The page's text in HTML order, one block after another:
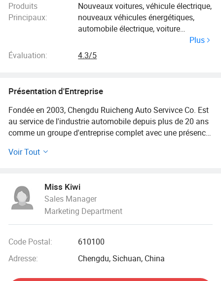
Produits
Principaux:
Nouveaux voitures, véhicule électrique,
nouveaux véhicules énergétiques,
automobile électrique, voiture
d'occasion, voiture à essence, voiture
à pétrole, camion
Plus
Évaluation:
4.3/5
Présentation d'Entreprise
Fondée en 2003, Chengdu Ruicheng Auto Servivce Co. Est
au service de l'industrie automobile depuis plus de 20 ans
comme un groupe d'entreprise complet avec une présence
après-vente, logistique, banque et investissement.
terme avec de nombreux fabricants de voitures électriques
en Chine, comme BYD, Volkswagen, BMW, Audi, Toyota,
Honda et d'autres marques chinoises célèbres voiture EV
et voiture à essence, ce qui signifie que nous pouvons
concurrents. Nous sommes très prangés par le
gouvernement chinois et avons remporté plus de 30 prix,
Voir Tout
Miss Kiwi
Sales Manager
Marketing Department
Code Postal:
610100
Adresse:
Chengdu, Sichuan, China